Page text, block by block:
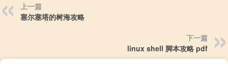
上一篇
塞尔塞塔的树海攻略
下一篇
linux shell 脚本攻略 pdf